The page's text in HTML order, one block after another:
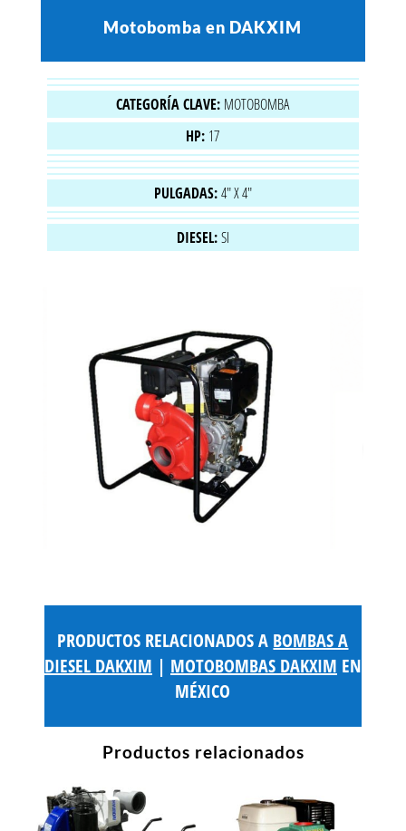
Motobomba en DAKXIM
CATEGORÍA CLAVE: MOTOBOMBA
HP: 17
PULGADAS:4" X 4"
DIESEL:SI
PRODUCTOS RELACIONADOS A BOMBAS A
DIESEL DAKXIM | MOTOBOMBAS DAKXIM EN
MÉXICO
Productos relacionados